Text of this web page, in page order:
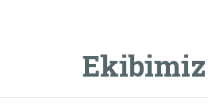
Ekibimiz